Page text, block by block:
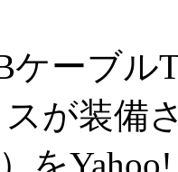
ーブル
が装備